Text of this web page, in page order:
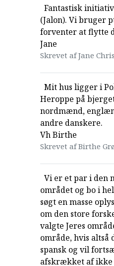
Fantastisk
(Jalon). Vi bruger
forventer at flytte
Jane
Skrevet af Jane
Mit hus ligger i
Heroppe på
nordmænd,
andre danskere.
Vh Birthe
Skrevet af Birthe
Vi er et par i den
området og bo i
søgt en masse
om den store
valgte Jeres
område, hvis
spansk og vil
afskrækket af ikke